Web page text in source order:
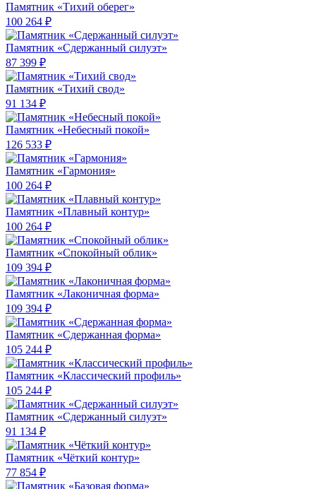
Памятник «Тихий оберег»
100 264 ₽
Памятник «Сдержанный силуэт»
87 399 ₽
Памятник «Тихий свод»
91 134 ₽
Памятник «Небесный покой»
126 533 ₽
Памятник «Гармония»
100 264 ₽
Памятник «Плавный контур»
100 264 ₽
Памятник «Спокойный облик»
109 394 ₽
Памятник «Лаконичная форма»
109 394 ₽
Памятник «Сдержанная форма»
105 244 ₽
Памятник «Классический профиль»
105 244 ₽
Памятник «Сдержанный силуэт»
91 134 ₽
Памятник «Чёткий контур»
77 854 ₽